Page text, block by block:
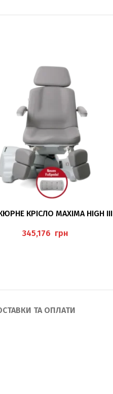
ДОДАТИ В КОШИК
КРІСЛО MAXIMA HIGH III
грн
ТА ОПЛАТИ